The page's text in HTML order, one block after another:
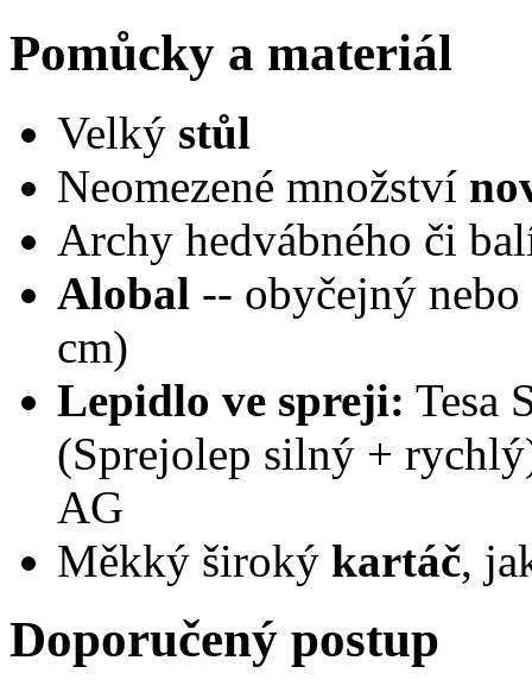
Pomůcky a materiál
Velký stůl
Neomezené množství
Archy hedvábného či
Alobal -- obyčejný
cm)
Lepidlo ve spreji: Tesa
(Sprejolep silný +
AG
Měkký široký kartáč,
Doporučený postup